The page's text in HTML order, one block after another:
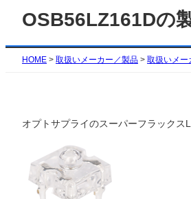
OSB56LZ161Dの
HOME > 取扱いメーカー／製品 > 取扱いメー
オプトサプライのスーパーフラックス